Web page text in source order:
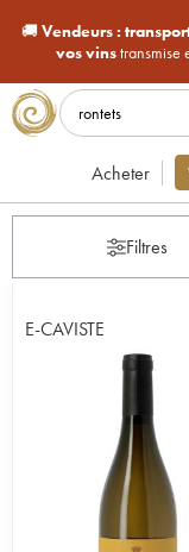
🚚Vendeurs :
vos vins
Acheter
Filtres
E-CAVISTE